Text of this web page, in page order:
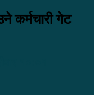
कर्मचारी गेट